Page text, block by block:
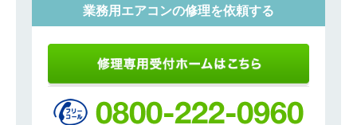
業務用エアコンの修理を依頼する